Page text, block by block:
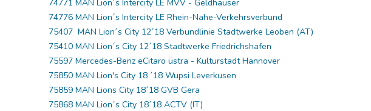
74771 MAN Lion´s Intercity LE MVV - Geldhauser
74776 MAN Lion´s Intercity LE Rhein-Nahe-Verkehrsverbund
75407 MAN Lion´s City 12´18 Verbundlinie Stadtwerke Leoben (AT)
75410 MAN Lion´s City 12´18 Stadtwerke Friedrichshafen
75597 Mercedes-Benz eCitaro üstra - Kulturstadt Hannover
75850 MAN Lion's City 18 ´18 Wupsi Leverkusen
75859 MAN Lions City 18´18 GVB Gera
75868 MAN Lion´s City 18´18 ACTV (IT)